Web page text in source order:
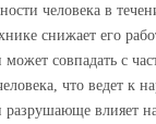
человека в
снижает его
совпадать с
что ведет к
влияет на